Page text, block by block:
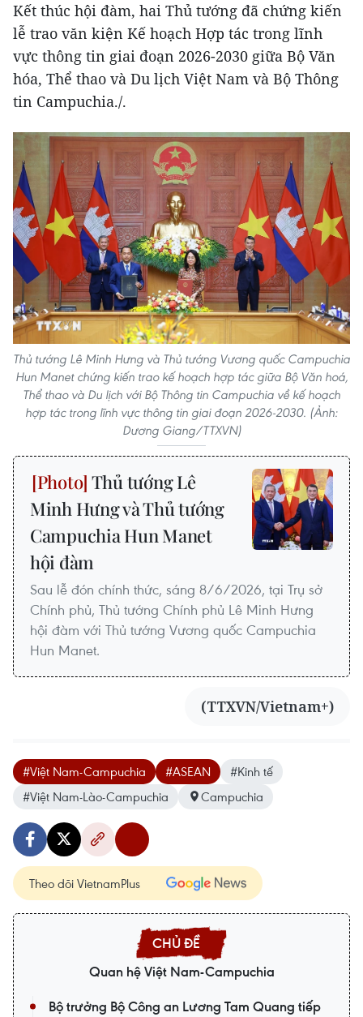
Kết thúc hội đàm, hai Thủ tướng đã chứng kiến
lễ trao văn kiện Kế hoạch Hợp tác trong lĩnh
vực thông tin giai đoạn 2026-2030 giữa Bộ Văn
hóa, Thể thao và Du lịch Việt Nam và Bộ Thông
tin Campuchia./.
Thủ tướng Lê Minh Hưng và Thủ tướng Vương quốc Campuchia
Hun Manet chứng kiến trao kế hoạch hợp tác giữa Bộ Văn hoá,
Thể thao và Du lịch với Bộ Thông tin Campuchia về kế hoạch
hợp tác trong lĩnh vực thông tin giai đoạn 2026-2030. (Ảnh:
Dương Giang/TTXVN)
Thủ tướng Lê
Minh Hưng và Thủ tướng
Campuchia Hun Manet
hội đàm
Sau lễ đón chính thức, sáng 8/6/2026, tại Trụ sở
Chính phủ, Thủ tướng Chính phủ Lê Minh Hưng
hội đàm với Thủ tướng Vương quốc Campuchia
Hun Manet.
(TTXVN/Vietnam+)
#Việt Nam-Campuchia #ASEAN
#Kinh tế
#Việt Nam-Lào-Campuchia
Campuchia
Theo dõi VietnamPlus
Quan hệ Việt Nam-Campuchia
Bộ trưởng Bộ Công an Lương Tam Quang tiếp